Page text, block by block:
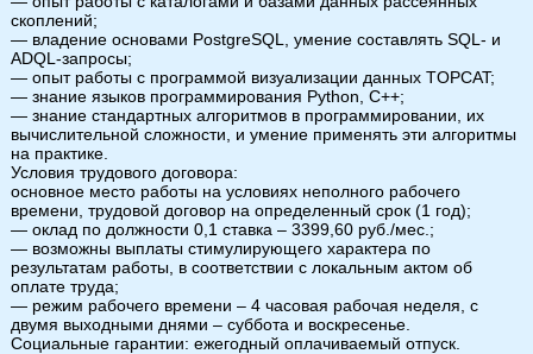
скоплений;
— владение основами PostgreSQL, умение составлять SQL- и
ADQL-запросы;
— опыт работы с программой визуализации данных TOPCAT;
— знание языков программирования Python, C++;
— знание стандартных алгоритмов в программировании, их
вычислительной сложности, и умение применять эти алгоритмы
на практике.
Условия трудового договора:
основное место работы на условиях неполного рабочего
времени, трудовой договор на определенный срок (1 год);
— оклад по должности 0,1 ставка – 3399,60 руб./мес.;
— возможны выплаты стимулирующего характера по
результатам работы, в соответствии с локальным актом об
оплате труда;
— режим рабочего времени – 4 часовая рабочая неделя, с
двумя выходными днями – суббота и воскресенье.
Социальные гарантии: ежегодный оплачиваемый отпуск.